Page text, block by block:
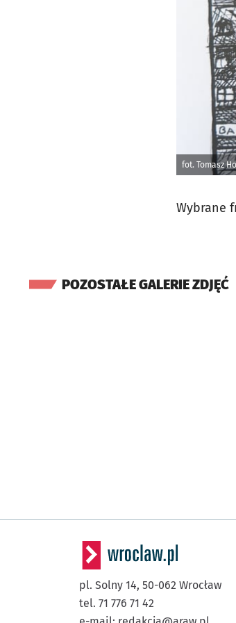
fot. Tomasz
Wybrane
POZOSTAŁE GALERIE ZDJĘĆ
pl. Solny 14, 50-062 Wrocław
tel. 71 776 71 42